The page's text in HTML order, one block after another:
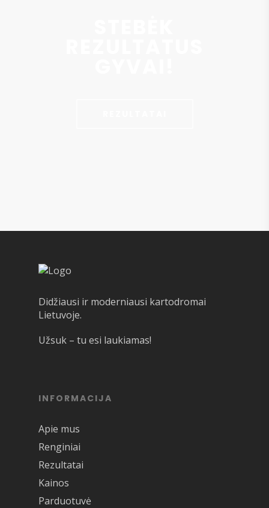
Didžiausi ir moderniausi kartodromai
Lietuvoje.
Užsuk – tu esi laukiamas!
INFORMACIJA
Apie mus
Renginiai
Rezultatai
Kainos
Parduotuvė